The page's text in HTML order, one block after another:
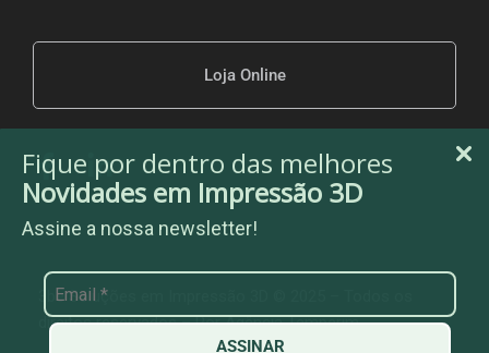
Fique por dentro das melhores
Novidades em Impressão 3D
Assine a nossa newsletter!
ASSINAR
Loja Online
3be Soluções em Impressão 3D © 2025 – Todos os
direitos reservados – PorAgência Temperim